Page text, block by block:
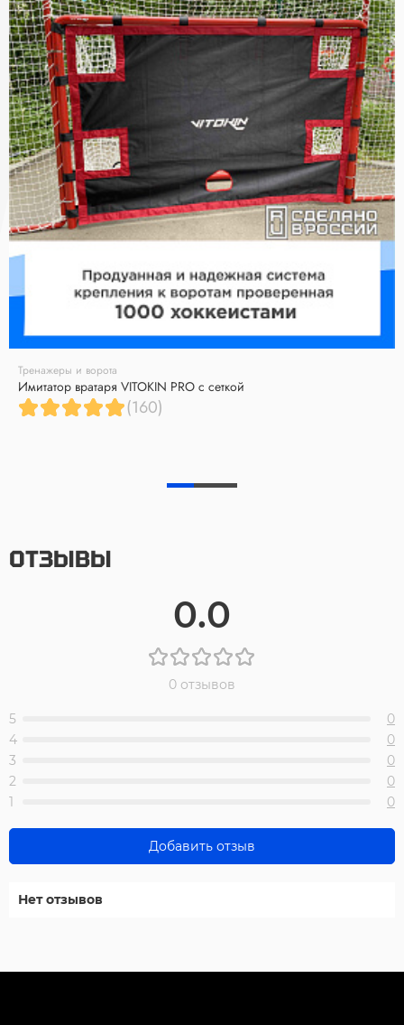
Тренажеры и ворота
Имитатор вратаря VITOKIN PRO с сеткой
(160)
ОТЗЫВЫ
0.0
0 отзывов
5
0
4
0
3
0
2
0
1
0
Добавить отзыв
Нет отзывов